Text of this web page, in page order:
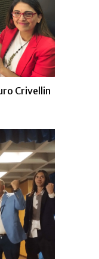
Crivellin